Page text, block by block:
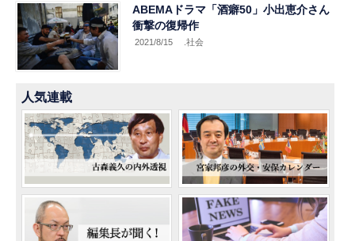
ABEMAドラマ「酒癖50」小出恵介さん
衝撃の復帰作
2021/8/15 .社会
人気連載